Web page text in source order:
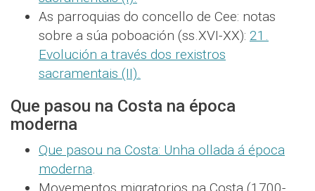
As parroquias do concello de Cee: notas
sobre a súa poboación (ss.XVI-XX): 21.
Evolución a través dos rexistros
sacramentais (II).
Que pasou na Costa na época
moderna
Que pasou na Costa: Unha ollada á época
moderna.